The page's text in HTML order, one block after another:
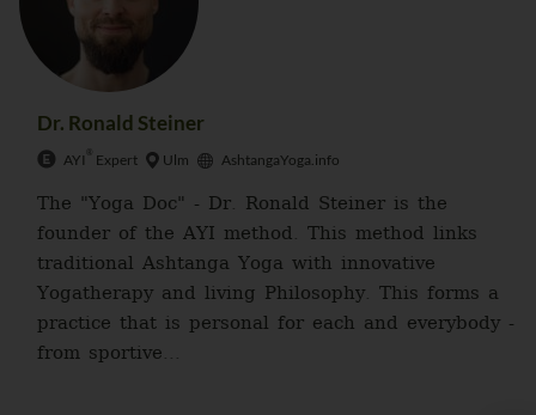
Dr. Ronald Steiner
AYI Expert Ulm AshtangaYoga.info
The "Yoga Doc" - Dr. Ronald Steiner is the
founder of the AYI method. This method links
traditional Ashtanga Yoga with innovative
Yogatherapy and living Philosophy. This forms a
practice that is personal for each and everybody -
from sportive...